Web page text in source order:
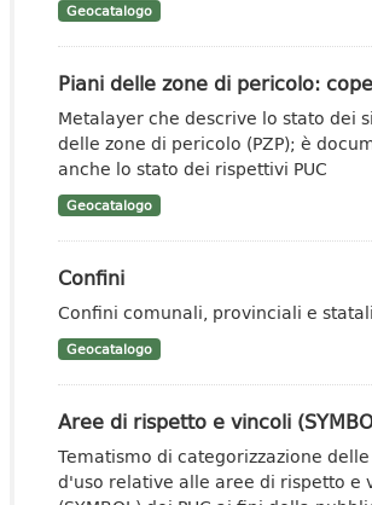
Geocatalogo
Piani delle zone di pericolo:
Metalayer che descrive lo stato dei
delle zone di pericolo (PZP); è
anche lo stato dei rispettivi PUC
Geocatalogo
Confini
Confini comunali, provinciali e statali
Geocatalogo
Aree di rispetto e vincoli
Tematismo di categorizzazione
d'uso relative alle aree di rispetto e